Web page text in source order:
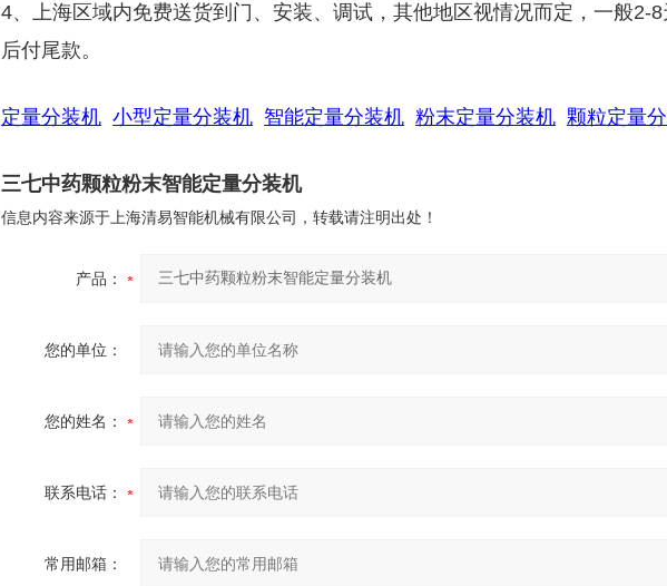
4、上海区域内免费送货到门、安装、调试，其他地区视情况而定，一般2-
后付尾款。
定量分装机 小型定量分装机 智能定量分装机 粉末定量分装机 颗粒定量
三七中药颗粒粉末智能定量分装机
信息内容来源于上海清易智能机械有限公司，转载请注明出处！
产品：
您的单位：
您的姓名：
联系电话：
常用邮箱：